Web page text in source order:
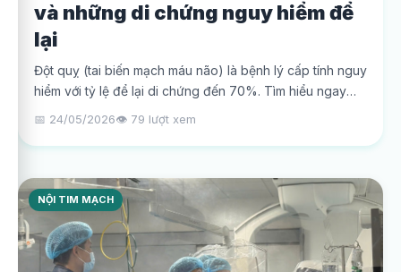
và những di chứng nguy hiểm để
lại
Đột quỵ (tai biến mạch máu não) là bệnh lý cấp tính nguy
hiểm với tỷ lệ để lại di chứng đến 70%. Tìm hiểu ngay
nguyên nhân, các di chứng và cách phòng ngừa.
📅 24/05/2026👁️ 79 lượt xem
NỘI TIM MẠCH